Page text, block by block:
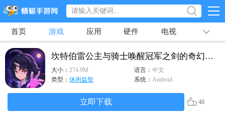
首页 游戏 应用 硬件 电视 排行榜
专题
坎特伯雷公主与骑士唤醒冠军之剑的奇幻冒险手游
大小： 274.9M 语言： 中文
类型： 休闲益智 系统： Android
立即下载 48